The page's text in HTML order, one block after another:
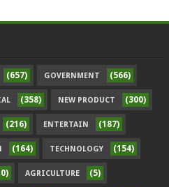
(657) GOVERNMENT (566)
(358) NEW PRODUCT (300)
(216) ENTERTAIN (187)
(164) TECHNOLOGY (154)
AGRICULTURE (5)